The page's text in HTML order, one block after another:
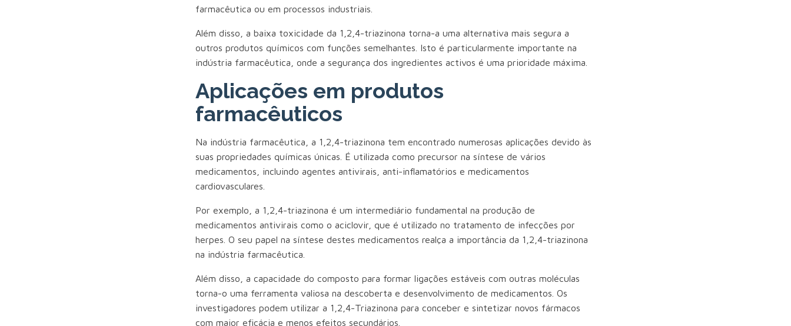
farmacêutica ou em processos industriais.
Além disso, a baixa toxicidade da 1,2,4-triazinona torna-a uma alternativa mais segura a
outros produtos químicos com funções semelhantes. Isto é particularmente importante na
indústria farmacêutica, onde a segurança dos ingredientes activos é uma prioridade máxima.
Aplicações em produtos
farmacêuticos
Na indústria farmacêutica, a 1,2,4-triazinona tem encontrado numerosas aplicações devido às
suas propriedades químicas únicas. É utilizada como precursor na síntese de vários
medicamentos, incluindo agentes antivirais, anti-inflamatórios e medicamentos
cardiovasculares.
Por exemplo, a 1,2,4-triazinona é um intermediário fundamental na produção de
medicamentos antivirais como o aciclovir, que é utilizado no tratamento de infecções por
herpes. O seu papel na síntese destes medicamentos realça a importância da 1,2,4-triazinona
na indústria farmacêutica.
Além disso, a capacidade do composto para formar ligações estáveis com outras moléculas
torna-o uma ferramenta valiosa na descoberta e desenvolvimento de medicamentos. Os
investigadores podem utilizar a 1,2,4-Triazinona para conceber e sintetizar novos fármacos
com maior eficácia e menos efeitos secundários.